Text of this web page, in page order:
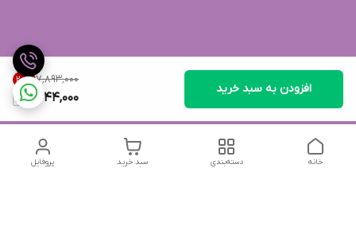
۷٬۸۹۳٬۰۰۰ 20%
6,244,000
افزودن به سبد خرید
پروفایل سبد خرید دسته‌بندی خانه